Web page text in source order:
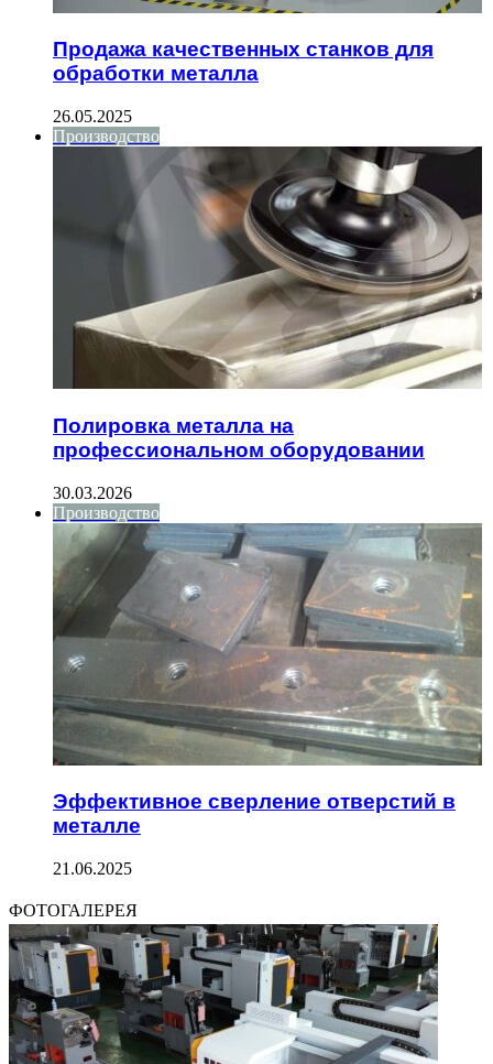
Продажа качественных станков для
обработки металла
26.05.2025
Производство
Полировка металла на
профессиональном оборудовании
30.03.2026
Производство
Эффективное сверление отверстий в
металле
21.06.2025
ФОТОГАЛЕРЕЯ